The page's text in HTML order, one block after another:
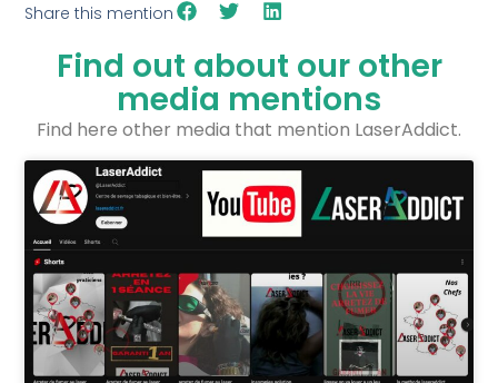
Share this mention
Find out about our other
media mentions
Find here other media that mention LaserAddict.